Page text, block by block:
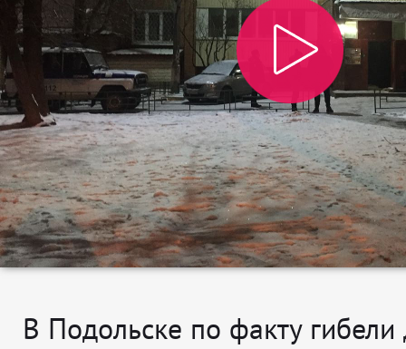
В Подольске по факту гибели